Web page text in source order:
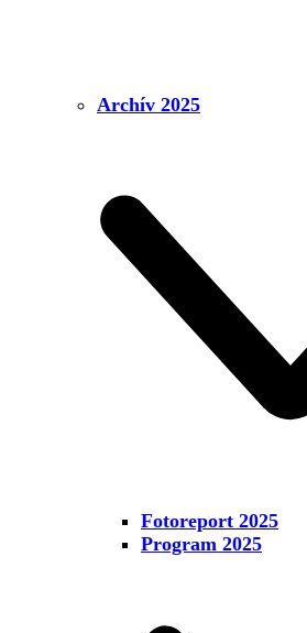
Archív 2025
Fotoreport 2025
Program 2025